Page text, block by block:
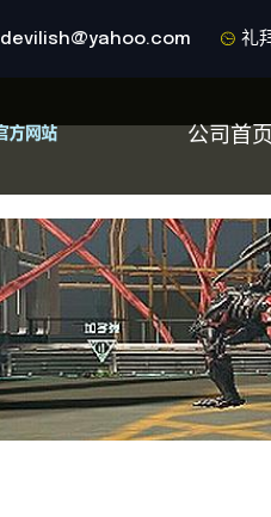
devilish@yahoo.com 礼
公司首页